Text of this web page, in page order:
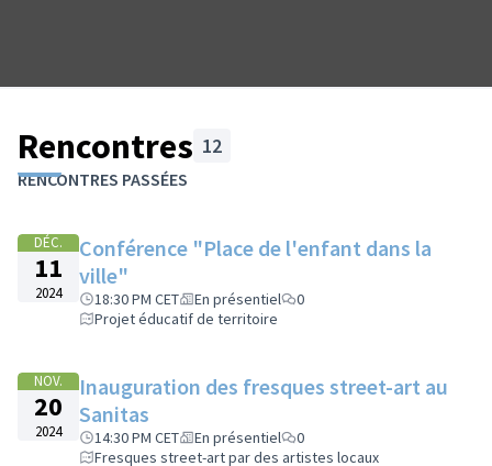
Rencontres 12
L'élément suivant est une carte qui présente les éléments de
Passer la carte
−
RENCONTRES PASSÉES
DÉC.
11
2024
Conférence "Place de l'enfant dans la
ville"
18:30 PM CET En présentiel
0
Projet éducatif de territoire
NOV.
20
2024
Inauguration des fresques street-art au
Sanitas
14:30 PM CET En présentiel
0
Fresques street-art par des artistes locaux